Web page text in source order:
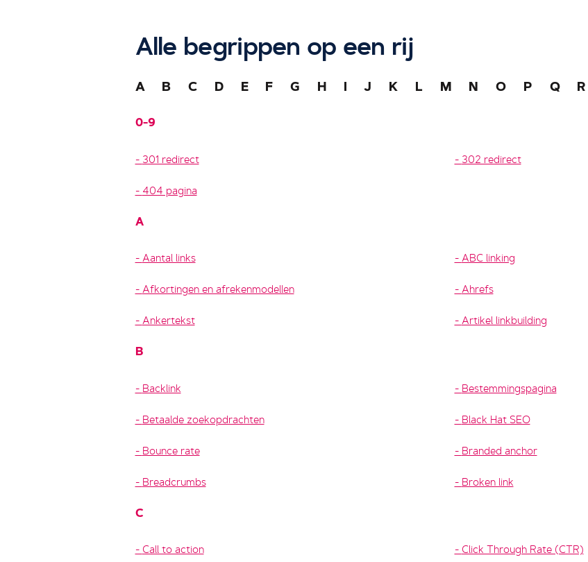
Alle begrippen op een rij
A B C D E F G H I J K L M N O P Q R
0-9
301 redirect 302 redirect
404 pagina
A
Aantal links ABC linking
Afkortingen en afrekenmodellen Ahrefs
Ankertekst Artikel linkbuilding
B
Backlink Bestemmingspagina
Betaalde zoekopdrachten Black Hat SEO
Bounce rate Branded anchor
Breadcrumbs Broken link
C
Call to action Click Through Rate (CTR)